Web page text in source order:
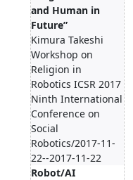
and Human in
Future”
Kimura Takeshi
Workshop on
Religion in
Robotics ICSR 2017
Ninth International
Conference on
Social
Robotics/2017-11-
22--2017-11-22
Robot/AI